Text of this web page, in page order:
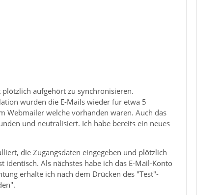
aufgehört zu synchronisieren.
wurden die E-Mails wieder für etwa 5
Webmailer welche vorhanden waren. Auch das
und neutralisiert. Ich habe bereits ein neues
die Zugangsdaten eingegeben und plötzlich
Als nächstes habe ich das E-Mail-Konto
erhalte ich nach dem Drücken des "Test"-